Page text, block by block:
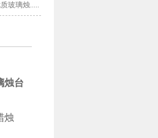
玻璃烛.....
烛台
烛